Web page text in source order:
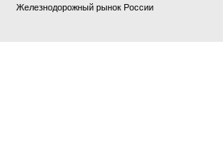
Железнодорожный рынок России